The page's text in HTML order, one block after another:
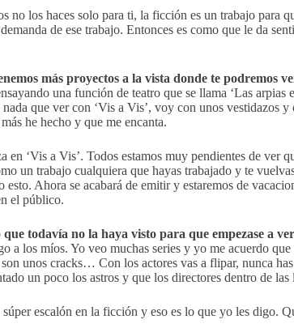
no los haces solo para ti, la ficción es un trabajo para
de ese trabajo. Entonces es como que le da
más proyectos a la vista donde te podremos
una función de teatro que se llama ‘Las
que ver con ‘Vis a Vis’, voy con unos vestidazos
he hecho y que me encanta.
en ‘Vis a Vis’. Todos estamos muy pendientes de
un trabajo cualquiera que hayas trabajado y te
esto. Ahora se acabará de emitir y estaremos de
el público.
todavía no la haya visto para que empezase a ver
a los míos. Yo veo muchas series y yo me acuerdo
unos cracks… Con los actores vas a flipar, nunca
un poco los astros y que los directores dentro de
escalón en la ficción y eso es lo que yo les digo.